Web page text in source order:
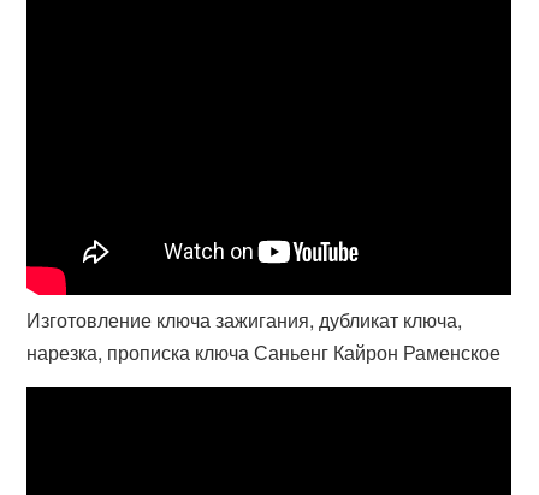
Изготовление ключа зажигания, дубликат ключа,
нарезка, прописка ключа Саньенг Кайрон Раменское